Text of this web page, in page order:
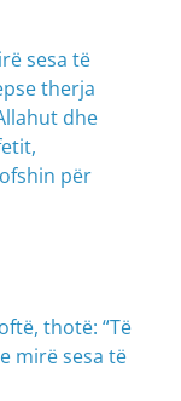
sesa të
therja
dhe
për
thotë: “Të
mirë sesa të